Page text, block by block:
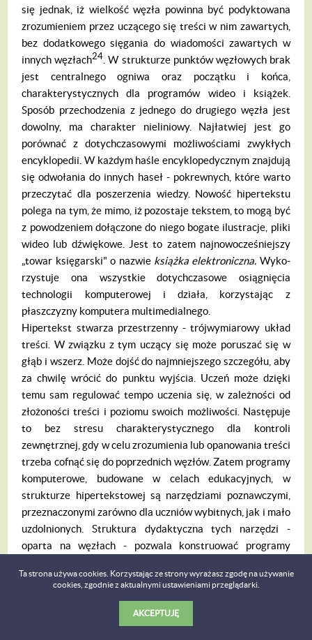
się jednak, iż wiel­kość węzła powinna być podyktowana
zro­zumieniem przez uczącego się treści w nim zawartych,
bez dodatkowego sięgania do wiadomości zawartych w
innych węzłach24 . W strukturze punktów węzłowych brak
jest centralnego ogniwa oraz początku i końca,
charakterystycznych dla programów wideo i książek.
Sposób przechodzenia z jednego do drugiego węzła jest
dowolny, ma cha­rakter nieliniowy. Najłatwiej jest go
porów­nać z dotychczasowymi możliwościami zwykłych
encyklopedii. W każdym haśle en­cyklopedycznym znajdują
się odwołania do innych haseł - pokrewnych, które warto
przeczytać dla poszerzenia wiedzy. No­wość hipertekstu
polega na tym, że mimo, iż pozostaje tekstem, to mogą być
z powo­dzeniem dołączone do niego bogate ilustracje, pliki
wideo lub dźwiękowe. Jest to zatem najnowocześniejszy
„towar księgar­ski" o nazwie książka elektroniczna. Wyko­
rzystuje ona wszystkie dotychczasowe osiągnięcia
technologii komputerowej i działa, korzystając z
płaszczyzny kompu­tera multimedialnego.
Hipertekst stwarza przestrzenny - trójwy­miarowy układ
treści. W związku z tym uczą­cy się może poruszać się w
głąb i wszerz. Może dojść do najmniejszego szczegółu, aby
za chwilę wrócić do punktu wyjścia. Uczeń może dzięki
temu sam regulować tempo uczenia się, w zależności od
złożoności treści i poziomu swoich możliwości. Na­stępuje
to bez stresu charakterystycznego dla kontroli
zewnętrznej, gdy w celu zrozu­mienia lub opanowania treści
trzeba cofnąć się do poprzednich węzłów. Zatem programy
komputerowe, budowane w celach eduka­cyjnych, w
strukturze hipertekstowej są na­rzędziami poznawczymi,
przeznaczonymi za­równo dla uczniów wybitnych, jak i mało
uzdolnionych. Struktura dydaktyczna tych narzędzi -
oparta na węzłach - pozwala kon­struować programy
- hierarchiczny - funkcjonujący od ogółu do szczegółu i na
- koncentryczny - prezentowane wiado­mości funkcjonują
w niezależnych od siebie ogniwach albo te same wiado­
Ta strona używa cookies. Korzystając ze strony wyrażasz zgodę na używanie
cookies, zgodnie z aktualnymi ustawieniami przeglądarki.
AKCEPTUJĘ